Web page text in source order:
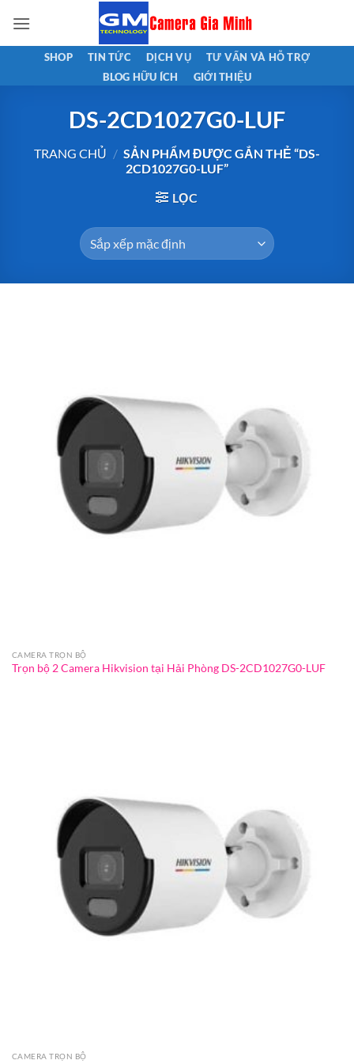
qua
nội
SHOP TIN TỨC DỊCH VỤ
TƯ VẤN VÀ HỖ TRỢ
BLOG HỮU ÍCH
GIỚI THIỆU
DS-2CD1027G0-LUF
TRANG CHỦ / SẢN PHẨM ĐƯỢC GẮN THẺ “DS-
2CD1027G0-LUF”
LỌC
CAMERA TRỌN BỘ
Trọn bộ 2 Camera Hikvision tại Hải Phòng DS-2CD1027G0-LUF
CAMERA TRỌN BỘ